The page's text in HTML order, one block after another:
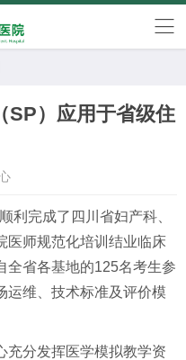
SP）应用于省级住
利完成了四川省妇产科、
医师规范化培训结业临床
全省各基地的125名考生参
运维、技术标准及评价模
分发挥医学模拟教学资